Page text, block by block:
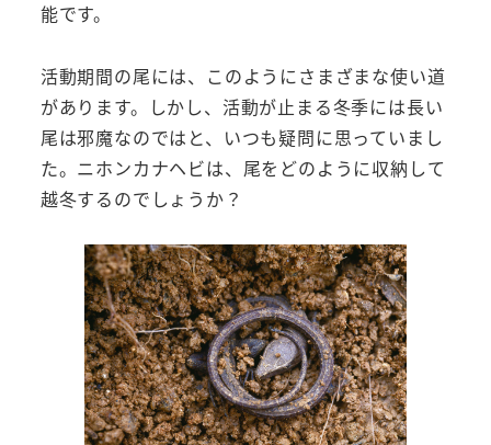
能です。
活動期間の尾には、このようにさまざまな使い道
があります。しかし、活動が止まる冬季には長い
尾は邪魔なのではと、いつも疑問に思っていまし
た。ニホンカナヘビは、尾をどのように収納して
越冬するのでしょうか？